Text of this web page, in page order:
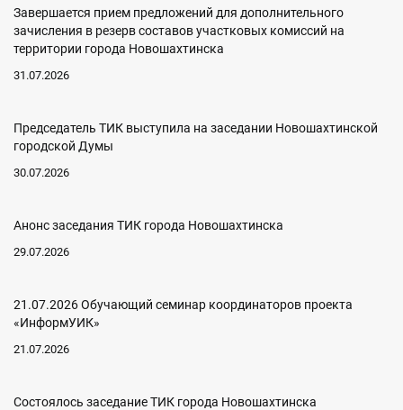
Завершается прием предложений для дополнительного
зачисления в резерв составов участковых комиссий на
территории города Новошахтинска
31.07.2026
Председатель ТИК выступила на заседании Новошахтинской
городской Думы
30.07.2026
Анонс заседания ТИК города Новошахтинска
29.07.2026
21.07.2026 Обучающий семинар координаторов проекта
«ИнформУИК»
21.07.2026
Состоялось заседание ТИК города Новошахтинска